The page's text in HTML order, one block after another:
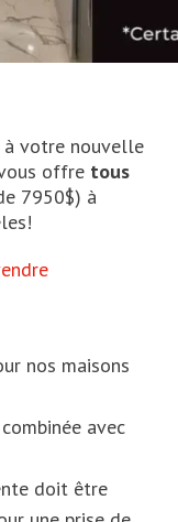
à votre nouvelle
offre tous
7950$) à
nos maisons
avec
doit être